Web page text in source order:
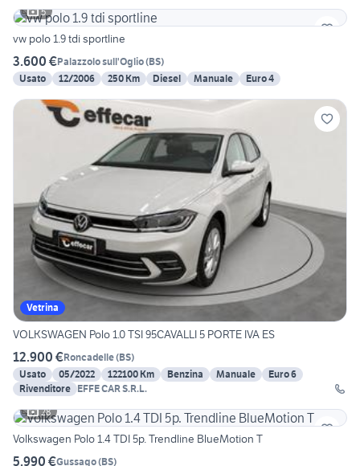
5
vw polo 1.9 tdi sportline
3.600 €Palazzolo sull'Oglio(BS)
Usato
12/2006 250 Km Diesel Manuale Euro 4
Vetrina
VOLKSWAGEN Polo 1.0 TSI 95CAVALLI 5 PORTE IVA ES
12.900 €Roncadelle(BS)
Usato
05/2022 122100 Km Benzina Manuale
Euro 6
Rivenditore EFFE CAR S.R.L.
28
Volkswagen Polo 1.4 TDI 5p. Trendline BlueMotion T
5.990 €Gussago(BS)